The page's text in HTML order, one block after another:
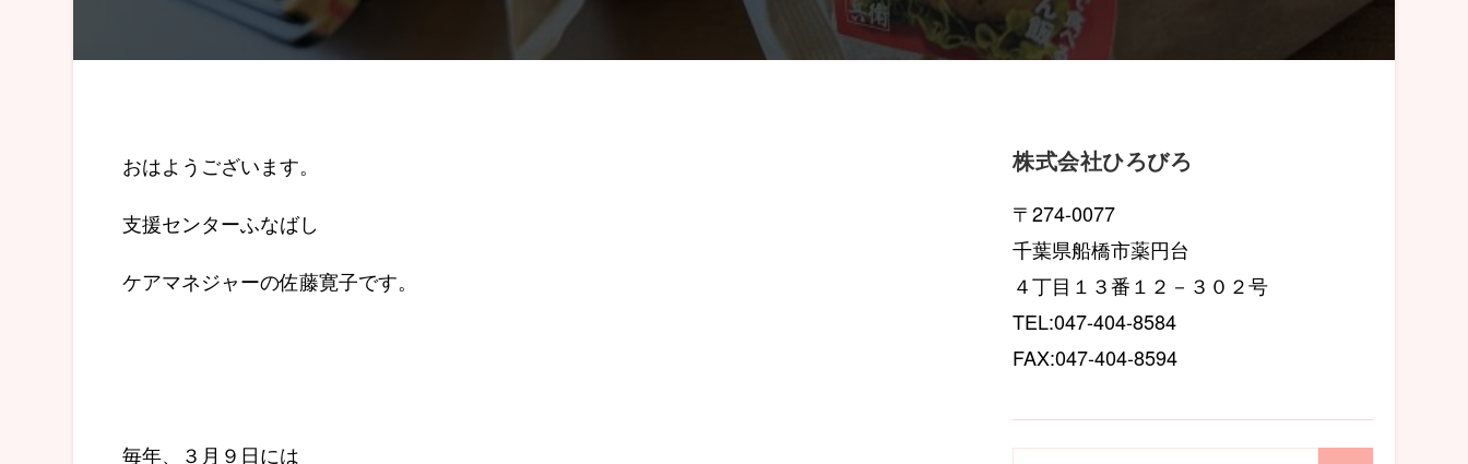
おはようございます。
支援センターふなばし
ケアマネジャーの佐藤寛子です。
毎年、３月９日には
株式会社ひろびろ
〒274-0077
千葉県船橋市薬円台
４丁目１３番１２－３０２号
TEL:047-404-8584
FAX:047-404-8594